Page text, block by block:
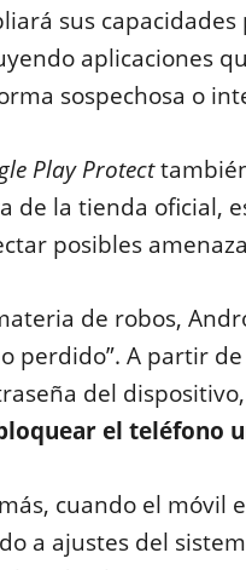
sus
aplicaciones
sospechosa o
Play Protect
de la tienda oficial,
posibles
de robos,
perdido”. A partir
del dispositivo,
el teléfono
cuando el móvil
a ajustes del